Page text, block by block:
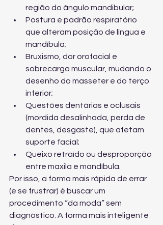
região do ângulo mandibular;
Postura e padrão respiratório
que alteram posição de língua e
mandíbula;
Bruxismo, dor orofacial e
sobrecarga muscular, mudando o
desenho do masseter e do terço
inferior;
Questões dentárias e oclusais
(mordida desalinhada, perda de
dentes, desgaste), que afetam
suporte facial;
Queixo retraído ou desproporção
entre maxila e mandíbula.
Por isso, a forma mais rápida de errar
(e se frustrar) é buscar um
procedimento “da moda” sem
diagnóstico. A forma mais inteligente